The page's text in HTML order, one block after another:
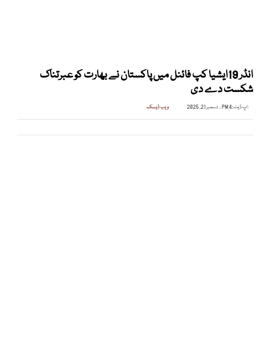
انڈر 19ایشیا کپ فائنل میں پاکستان نے بھارت کو عبرتناک
شکست دے دی
اپ ڈیٹ:4 PM , دسمبر 21, 2025 ویب ڈیسک